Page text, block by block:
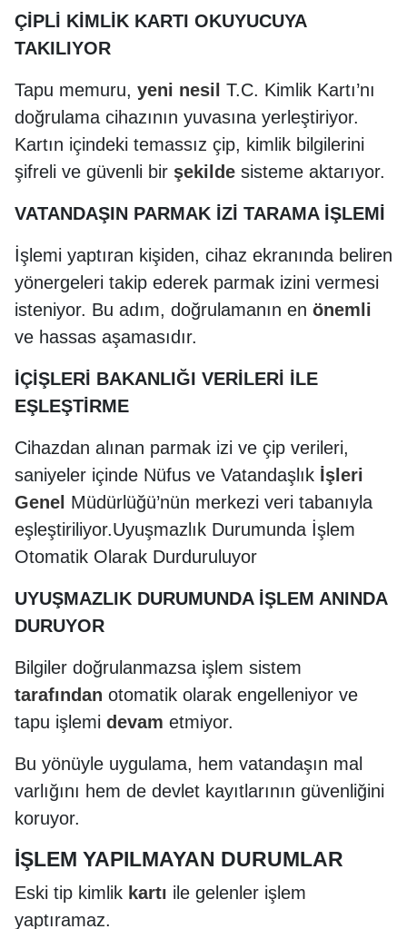
ÇİPLİ KİMLİK KARTI OKUYUCUYA
TAKILIYOR
Tapu memuru, yeni nesil T.C. Kimlik Kartı’nı
doğrulama cihazının yuvasına yerleştiriyor.
Kartın içindeki temassız çip, kimlik bilgilerini
şifreli ve güvenli bir şekilde sisteme aktarıyor.
VATANDAŞIN PARMAK İZİ TARAMA İŞLEMİ
İşlemi yaptıran kişiden, cihaz ekranında beliren
yönergeleri takip ederek parmak izini vermesi
isteniyor. Bu adım, doğrulamanın en önemli
ve hassas aşamasıdır.
İÇİŞLERİ BAKANLIĞI VERİLERİ İLE
EŞLEŞTİRME
Cihazdan alınan parmak izi ve çip verileri,
saniyeler içinde Nüfus ve Vatandaşlık İşleri
Genel Müdürlüğü’nün merkezi veri tabanıyla
eşleştiriliyor.Uyuşmazlık Durumunda İşlem
Otomatik Olarak Durduruluyor
UYUŞMAZLIK DURUMUNDA İŞLEM ANINDA
DURUYOR
Bilgiler doğrulanmazsa işlem sistem
tarafından otomatik olarak engelleniyor ve
tapu işlemi devam etmiyor.
Bu yönüyle uygulama, hem vatandaşın mal
varlığını hem de devlet kayıtlarının güvenliğini
koruyor.
İŞLEM YAPILMAYAN DURUMLAR
Eski tip kimlik kartı ile gelenler işlem
yaptıramaz.